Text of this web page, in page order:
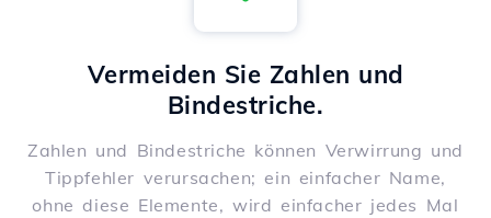
Vermeiden Sie Zahlen und
Bindestriche.
Zahlen und Bindestriche können Verwirrung und
Tippfehler verursachen; ein einfacher Name,
ohne diese Elemente, wird einfacher jedes Mal